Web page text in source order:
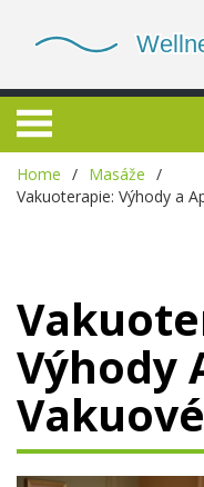
Home
Masáže
Vakuoterapie: Výhody a
Výhody